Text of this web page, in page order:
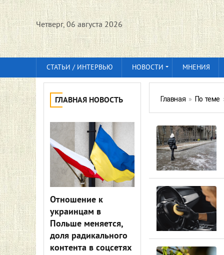
Четверг, 06 августа 2026
СТАТЬИ / ИНТЕРВЬЮ НОВОСТИ МНЕНИЯ
ГЛАВНАЯ НОВОСТЬ
Отношение к
украинцам в
Польше меняется,
доля радикального
контента в соцсетях
Главная » По теме